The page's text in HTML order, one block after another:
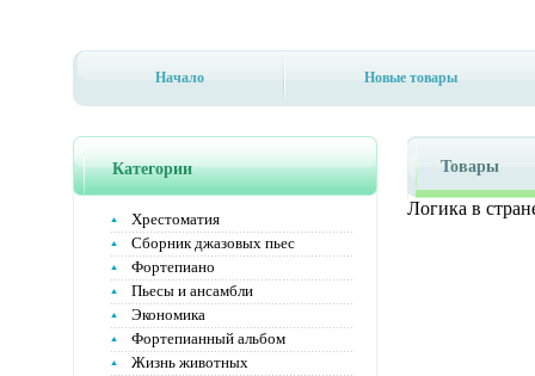
Начало Новые товары
Категории
Хрестоматия
Сборник джазовых пьес
Фортепиано
Пьесы и ансамбли
Экономика
Фортепианный альбом
Жизнь животных
Товары
Логика в